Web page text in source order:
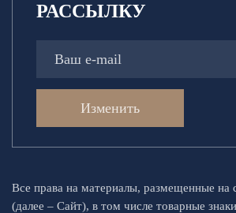
РАССЫЛКУ
Изменить
Все права на материалы, размещенные на
(далее – Сайт), в том числе товарные